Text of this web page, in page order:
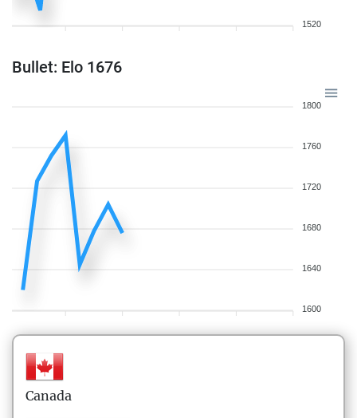
1520
Bullet: Elo 1676
1800
1760
1720
1680
1640
1600
Canada